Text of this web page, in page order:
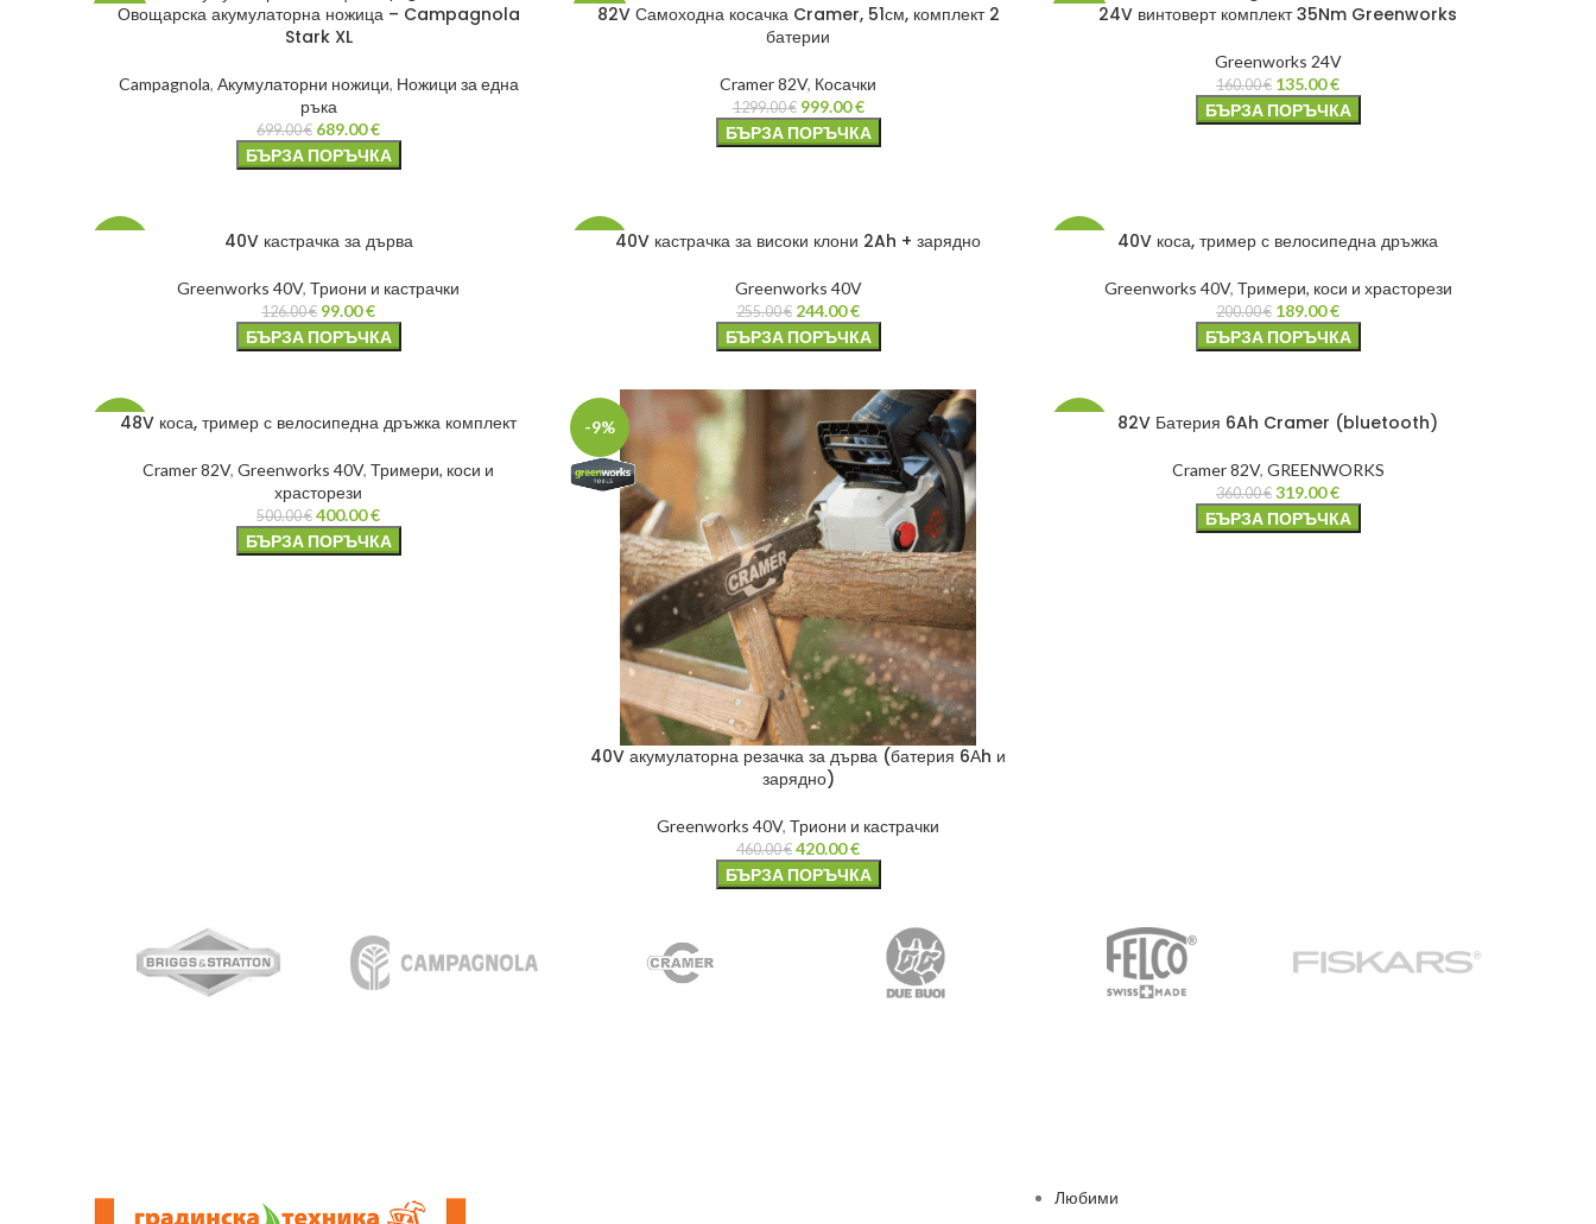
-1%
Овощарска акумулаторна ножица – Campagnola
Stark XL
Campagnola, Акумулаторни ножици, Ножици за една
ръка
699.00€ 689.00€
БЪРЗА ПОРЪЧКА
-23%
82V Самоходна косачка Cramer, 51см, комплект 2
батерии
Cramer 82V, Косачки
1299.00€ 999.00€
БЪРЗА ПОРЪЧКА
24V винтоверт комплект 35Nm Greenworks
Greenworks 24V
160.00€ 135.00€
БЪРЗА ПОРЪЧКА
40V кастрачка за дърва
Greenworks 40V, Триони и кастрачки
126.00€ 99.00€
БЪРЗА ПОРЪЧКА
40V кастрачка за високи клони 2Ah + зарядно
Greenworks 40V
255.00€ 244.00€
БЪРЗА ПОРЪЧКА
40V коса, тример с велосипедна дръжка
Greenworks 40V, Тримери, коси и храсторези
200.00€ 189.00€
БЪРЗА ПОРЪЧКА
-20%
48V коса, тример с велосипедна дръжка комплект
Cramer 82V, Greenworks 40V, Тримери, коси и
храсторези
500.00€ 400.00€
БЪРЗА ПОРЪЧКА
-9%
40V акумулаторна резачка за дърва (батерия 6Аh и
зарядно)
Greenworks 40V, Триони и кастрачки
460.00€ 420.00€
БЪРЗА ПОРЪЧКА
82V Батерия 6Ah Cramer (bluetooth)
Cramer 82V, GREENWORKS
360.00€ 319.00€
БЪРЗА ПОРЪЧКА
Любими